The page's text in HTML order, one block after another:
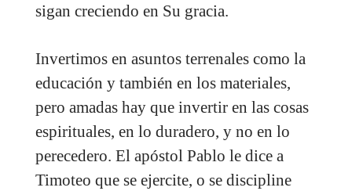
sigan creciendo en Su gracia.
Invertimos en asuntos terrenales como la
educación y también en los materiales,
pero amadas hay que invertir en las cosas
espirituales, en lo duradero, y no en lo
perecedero. El apóstol Pablo le dice a
Timoteo que se ejercite, o se discipline